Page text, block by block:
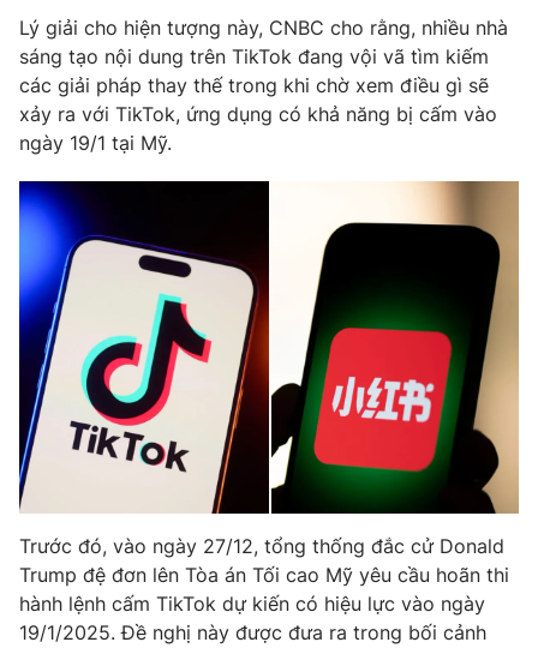
Giải sao mai
Làm đẹp
Chất lượng cuộc sống
Tuyển sinh
Học trực tuyến
Công nghệ
Hitech Công nghệ tương lai
Thị trường
Tư vấn
Giao lưu trực tuyến
Lịch phát sóng
Chuyên mục khác
Emagazine Podcast
Photo Infographic
Video Shorts video
VTV Money VTV Thể thao
VTV Sức khoẻ Bất động sản
Lý giải cho hiện tượng này, CNBC cho rằng, nhiều nhà
sáng tạo nội dung trên TikTok đang vội vã tìm kiếm
các giải pháp thay thế trong khi chờ xem điều gì sẽ
xảy ra với TikTok, ứng dụng có khả năng bị cấm vào
ngày 19/1 tại Mỹ.
Trước đó, vào ngày 27/12, tổng thống đắc cử Donald
Trump đệ đơn lên Tòa án Tối cao Mỹ yêu cầu hoãn thi
hành lệnh cấm TikTok dự kiến có hiệu lực vào ngày
19/1/2025. Đề nghị này được đưa ra trong bối cảnh